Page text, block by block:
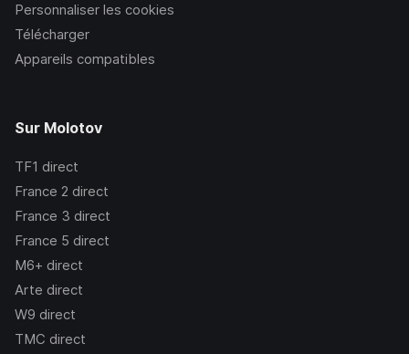
Personnaliser les cookies
Télécharger
Appareils compatibles
Sur Molotov
TF1 direct
France 2 direct
France 3 direct
France 5 direct
M6+ direct
Arte direct
W9 direct
TMC direct